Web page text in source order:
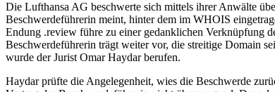
Die Lufthansa AG beschwerte sich mittels ihrer Anwälte
Beschwerdeführerin meint, hinter dem im WHOIS
Endung .review führe zu einer gedanklichen Verknüpfung
Beschwerdeführerin trägt weiter vor, die streitige Domain
wurde der Jurist Omar Haydar berufen.
Haydar prüfte die Angelegenheit, wies die Beschwerde